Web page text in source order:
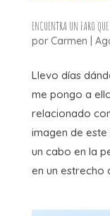
ENCUENTRA UN FARO
por Carmen
Llevo días
me pongo a
relacionado
imagen de este
un cabo en la
en un estrecho